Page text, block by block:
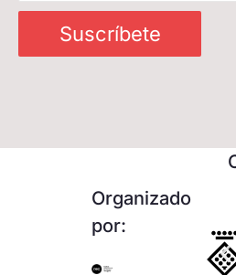
Suscríbete
Organizado
por: